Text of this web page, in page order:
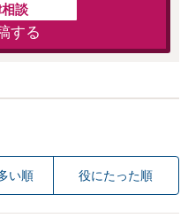
談
する
い順 役にたった順